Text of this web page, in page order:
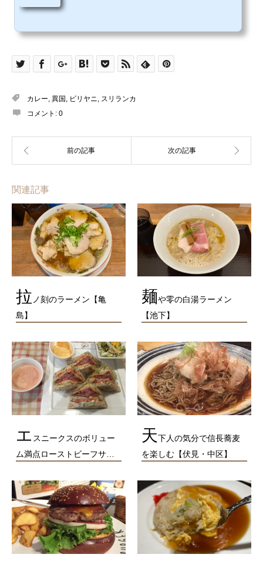
カレー 異国 ビリヤニ
スリランカ
コメント: 0
関連記事
拉 ノ刻のラーメン【亀
島】
麺や零の白湯ラーメン
【池下】
エ スニークスのボリュー
ム満点ローストビーフサ…
天下人の気分で信長蕎麦
を楽しむ【伏見・中区】